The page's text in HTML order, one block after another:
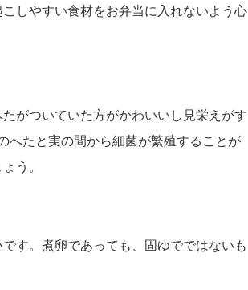
しやすい食材をお弁当に入れないよう心
がついていた方がかわいいし見栄えがす
へたと実の間から細菌が繁殖することが
う。
す。煮卵であっても、固ゆでではないも